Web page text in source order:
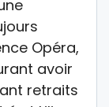
Opéra,
avoir
retraits